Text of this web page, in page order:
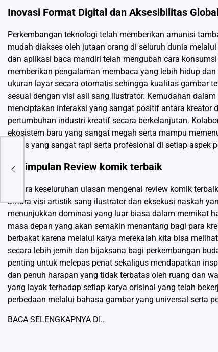
Inovasi Format Digital dan Aksesibilitas Global
Perkembangan teknologi telah memberikan amunisi
mudah diakses oleh jutaan orang di seluruh dunia
dan aplikasi baca mandiri telah mengubah cara
memberikan pengalaman membaca yang lebih hidup
ukuran layar secara otomatis sehingga kualitas gambar
sesuai dengan visi asli sang ilustrator. Kemudahan
menciptakan interaksi yang sangat positif antara
pertumbuhan industri kreatif secara berkelanjutan.
ekosistem baru yang sangat megah serta mampu
teknis yang sangat rapi serta profesional di setiap aspek
Kesimpulan Review komik terbaik
Secara keseluruhan ulasan mengenai review komik
antara visi artistik sang ilustrator dan eksekusi naskah
menunjukkan dominasi yang luar biasa dalam memikat
masa depan yang akan semakin menantang bagi para
berbakat karena melalui karya merekalah kita bisa
secara lebih jernih dan bijaksana bagi perkembangan
penting untuk melepas penat sekaligus mendapatkan
dan penuh harapan yang tidak terbatas oleh ruang dan
yang layak terhadap setiap karya orisinal yang telah
perbedaan melalui bahasa gambar yang universal serta
BACA SELENGKAPNYA DI..